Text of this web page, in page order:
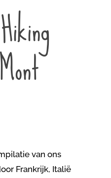
van ons
Frankrijk, Italië